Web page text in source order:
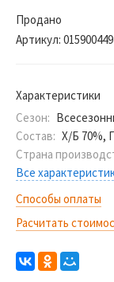
Продано
Артикул: 015900449
Характеристики
Сезон:
Состав: Х/Б 70%,
Страна
Все
Способы оплаты
Расчитать